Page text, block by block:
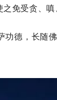
免受贪、嗔
功德，长随